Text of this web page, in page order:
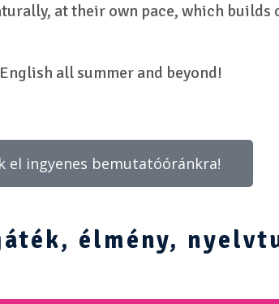
at their own pace, which
all summer and beyond!
el ingyenes bemutatóóránkra!
élmény,